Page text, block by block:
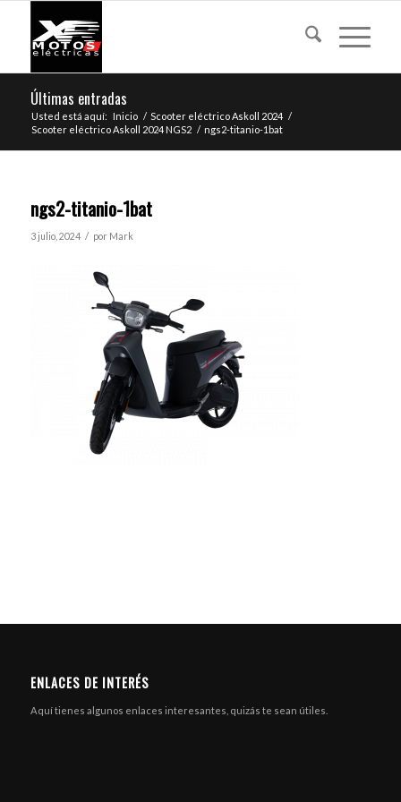
Últimas entradas
Usted está aquí: Inicio / Scooter eléctrico Askoll 2024 /
Scooter eléctrico Askoll 2024 NGS2 / ngs2-titanio-1bat
ngs2-titanio-1bat
3 julio, 2024 / por Mark
ENLACES DE INTERÉS
Aquí tienes algunos enlaces interesantes, quizás te sean útiles.